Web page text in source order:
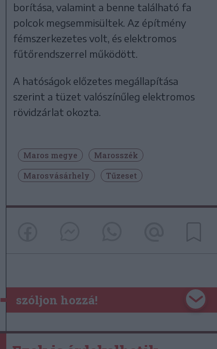
borítása, valamint a benne található fa
polcok megsemmisültek. Az építmény
fémszerkezetes volt, és elektromos
fűtőrendszerrel működött.
A hatóságok előzetes megállapítása
szerint a tüzet valószínűleg elektromos
rövidzárlat okozta.
Maros megye
Marosszék
Marosvásárhely
Tűzeset
szóljon hozzá!